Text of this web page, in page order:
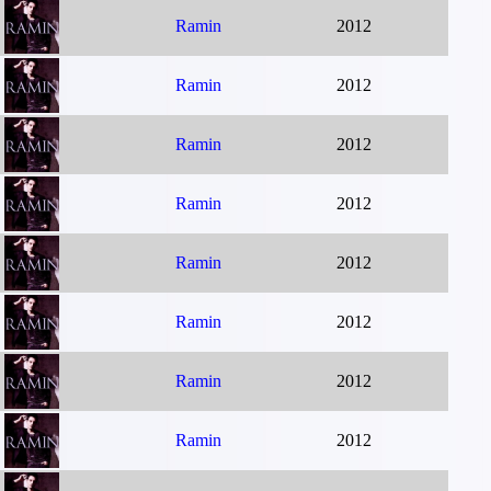
Ramin 2012
Ramin 2012
Ramin 2012
Ramin 2012
Ramin 2012
Ramin 2012
Ramin 2012
Ramin 2012